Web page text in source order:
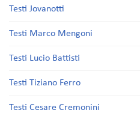
Testi Jovanotti
Testi Marco Mengoni
Testi Lucio Battisti
Testi Tiziano Ferro
Testi Cesare Cremonini